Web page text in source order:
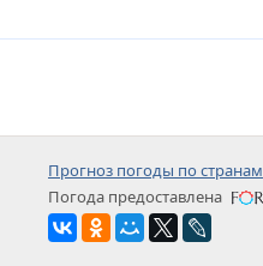
Прогноз погоды по странам
Погода предоставлена